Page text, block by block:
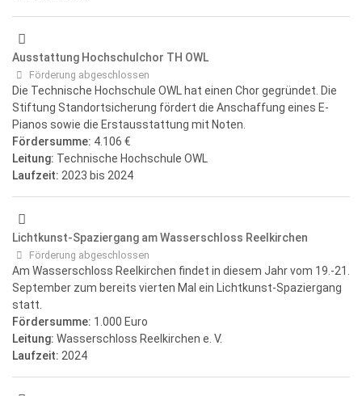
Ausstattung Hochschulchor TH OWL
Förderung abgeschlossen
Die Technische Hochschule OWL hat einen Chor gegründet. Die
Stiftung Standortsicherung fördert die Anschaffung eines E-
Pianos sowie die Erstausstattung mit Noten.
Fördersumme: 4.106 €
Leitung: Technische Hochschule OWL
Laufzeit: 2023 bis 2024
Lichtkunst-Spaziergang am Wasserschloss Reelkirchen
Förderung abgeschlossen
Am Wasserschloss Reelkirchen findet in diesem Jahr vom 19.-21.
September zum bereits vierten Mal ein Lichtkunst-Spaziergang
statt.
Fördersumme: 1.000 Euro
Leitung: Wasserschloss Reelkirchen e. V.
Laufzeit: 2024